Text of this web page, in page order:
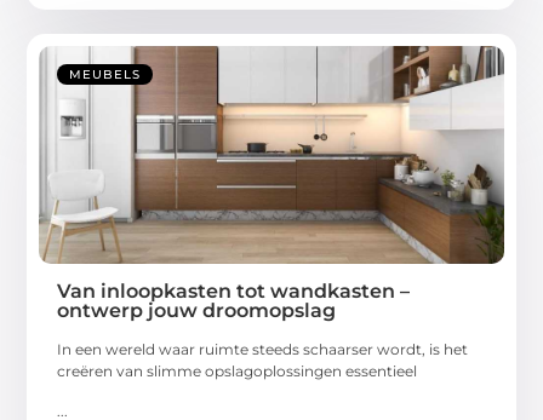
MEUBELS
Van inloopkasten tot wandkasten –
ontwerp jouw droomopslag
In een wereld waar ruimte steeds schaarser wordt, is het
creëren van slimme opslagoplossingen essentieel